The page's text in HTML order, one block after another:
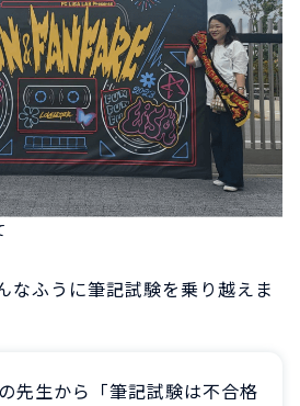
なふうに筆記試験を乗り越えま
先生から「筆記試験は不合格